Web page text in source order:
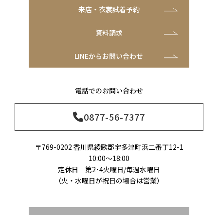
来店・衣裳試着予約
資料請求
LINEからお問い合わせ
電話でのお問い合わせ
0877-56-7377
〒769-0202 香川県綾歌郡宇多津町浜二番丁12-1
10:00～18:00
定休日 第2･4火曜日/毎週水曜日
（火・水曜日が祝日の場合は営業）